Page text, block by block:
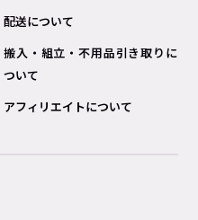
配送について
搬入・組立・不用品引き取りに
ついて
アフィリエイトについて